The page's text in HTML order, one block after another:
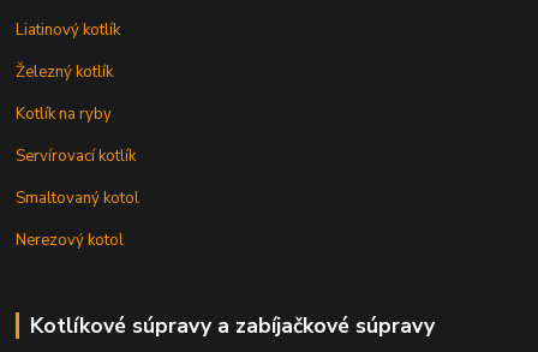
Liatinový kotlík
Železný kotlík
Kotlík na ryby
Servírovací kotlík
Smaltovaný kotol
Nerezový kotol
Kotlíkové súpravy a zabíjačkové súpravy